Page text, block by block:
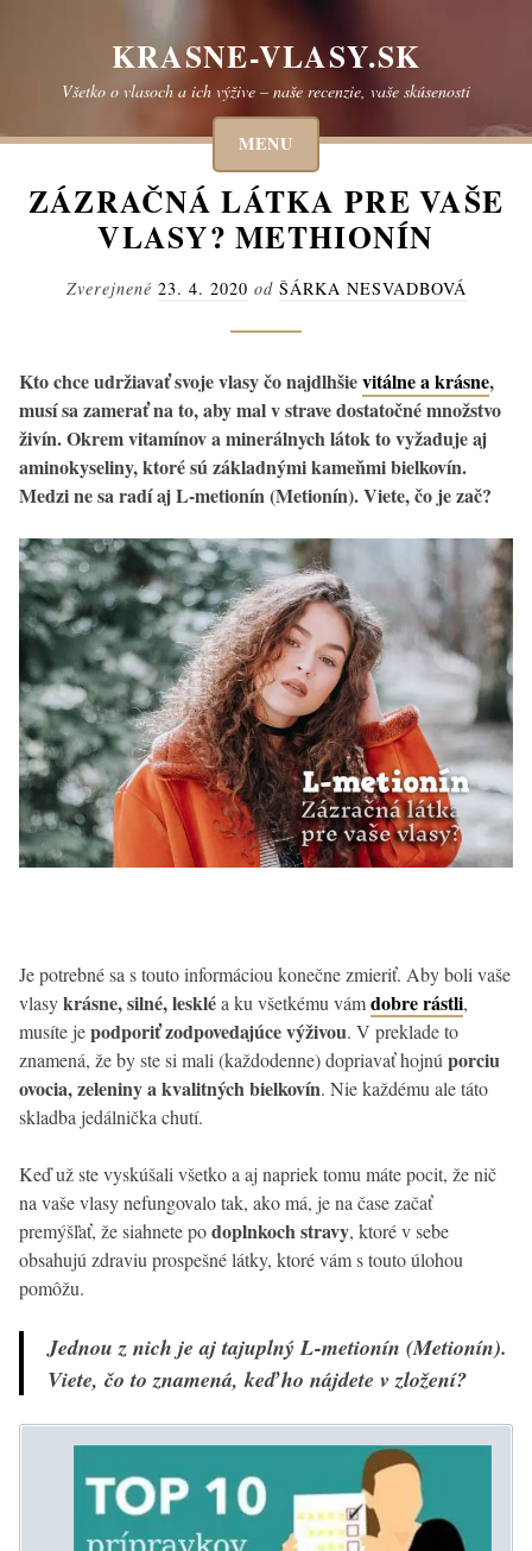
KRASNE-VLASY.SK
Všetko o vlasoch a ich výžive – naše recenzie, vaše skúsenosti
MENU
ZÁZRAČNÁ LÁTKA PRE VAŠE
VLASY? METHIONÍN
Zverejnené 23. 4. 2020 od ŠÁRKA NESVADBOVÁ
Kto chce udržiavať svoje vlasy čo najdlhšievitálne a krásne,
musí sa zamerať na to, aby mal v strave dostatočné množstvo
živín. Okrem vitamínov a minerálnych látok to vyžaduje aj
aminokyseliny, ktoré sú základnými kameňmi bielkovín.
Medzi ne sa radí aj L-metionín (Metionín). Viete, čo je zač?
Je potrebné sa s touto informáciou konečne zmieriť. Aby boli vaše
vlasykrásne, silné, leskléa ku všetkému vámdobre rástli,
musíte jepodporiť zodpovedajúce výživou. V preklade to
znamená, že by ste si mali (každodenne) dopriavať hojnú porciu
ovocia, zeleniny a kvalitných bielkovín. Nie každému ale táto
skladba jedálnička chutí.
Keď už ste vyskúšali všetko a aj napriek tomu máte pocit, že nič
na vaše vlasy nefungovalo tak, ako má, je na čase začať
premýšľať, že siahnete podoplnkoch stravy, ktoré v sebe
obsahujú zdraviu prospešné látky, ktoré vám s touto úlohou
pomôžu.
Jednou z nich je aj tajuplný L-metionín (Metionín).
Viete, čo to znamená, keď ho nájdete v zložení?